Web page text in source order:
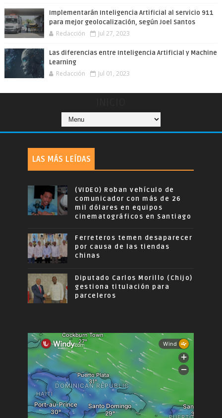
Implementarán Inteligencia Artificial al servicio 911
para mejor geolocalización, según Joel Santos
Redacción Jul 27, 2023
Las diferencias entre Inteligencia Artificial y Machine
Learning
Redacción Jul 01, 2023
LAS MÁS LEÍDAS
(VIDEO) Roban vehículo de
comunicador con más de 26
mil dólares en equipos
cinematográficos en Santiago
Ferreteros temen desaparecer
por causa de las tiendas
chinas
Diputado Carlos Morillo (Chijo)
gestiona titulación para
parceleros